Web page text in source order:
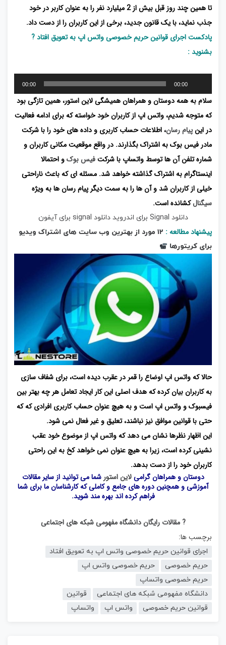
تا همین چند روز قبل بیش از 2 میلیارد نفر را به عنوان کاربر در خود
جذب نماید، با یک قانون جدید، برخی از این کاربران را از دست داد.
پادکست اجرای قوانین حریم خصوصی واتس اپ به تعویق افتاد ?
بشنوید :
پخش‌کننده
صوت
00:00
00:00
سلام به همه دوستان و همراهان همیشگی لاین استور، همین تازگی بود
که متوجه شدیم، واتس اپ از کاربران خود خواسته که برای ادامه فعالیت
در اینپیام رسان، اطلاعات حساب کاربری و داده های خود را با شرکت
مادر فیس بوک به اشتراک بگذارند. در واقع موقعیت مکانی کاربران و
شماره تلفن آن ها توسط واتساپ با شرکتفیس بوکو احتمالا
اینستاگرام به اشتراک گذاشته خواهد شد. مسئله ای که باعث ناراحتی
خیلی از کاربران شد و آن ها را به سمت دیگر پیام رسان ها به ویژه
سیگنالکشانده است.
دانلود Signal برای اندروید دانلود signal برای آیفون
پیشنهاد مطالعه :
۱۲ مورد از بهترین وب سایت های اشتراک ویدیو
برای کریتورها
حالا که واتس اپ اوضاع را قمر در عقرب دیده است، برای شفاف سازی
به کاربران بیان کرده که هدف اصلی این کار ایجاد تعامل هر چه بهتر بین
فیسبوک و واتس اپ است و به هیچ عنوان حساب کاربری افرادی که که
حتی با قوانین موافق نیز نباشند، تعلیق و غیر فعال نمی شود.
این اظهار نظرها نشان می دهد که واتس اپ از موضوع خود عقب
نشینی کرده است، زیرا به هیچ عنوان نمی خواهد کخ به این راحتی
کاربران خود را از دست بدهد.
دوستان و همراهان گرامیلاین استور شما می توانید از سایر مقالات
آموزشی و همچنین دوره های جامع و کاملی که کارشناسان ما برای شما
فراهم کرده اند بهره مند شوید.
? مقالات رایگان دانشگاه مفهومی شبکه های اجتماعی
برچسب ها:
اجرای قوانین حریم خصوصی واتس اپ به تعویق افتاد
حریم خصوصی
حریم خصوصی واتس اپ
حریم خصوصی واتساپ
دانشگاه مفهومی شبکه های اجتماعی
قوانین
قوانین حریم خصوصی
واتس اپ واتساپ